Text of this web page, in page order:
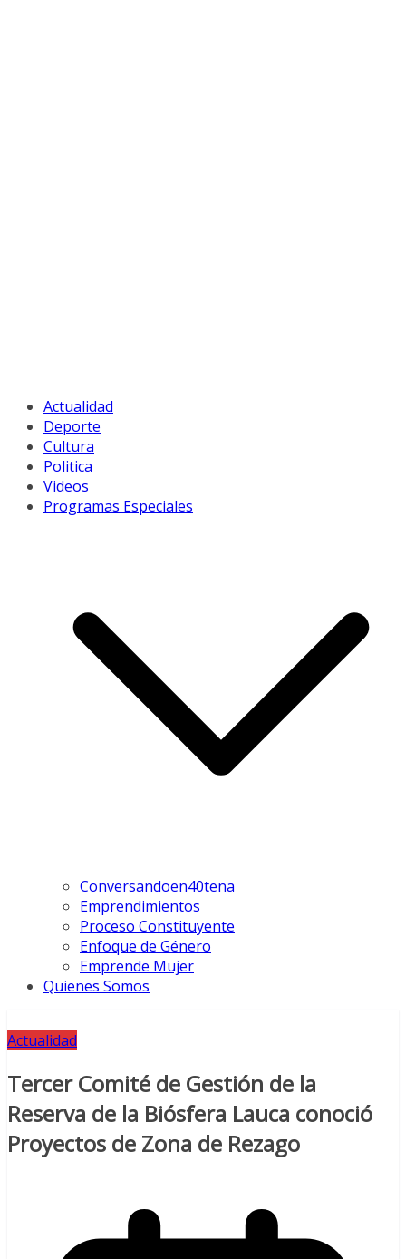
Actualidad
Deporte
Cultura
Politica
Videos
Programas Especiales
Conversandoen40tena
Emprendimientos
Proceso Constituyente
Enfoque de Género
Emprende Mujer
Quienes Somos
Actualidad
Tercer Comité de Gestión de la
Reserva de la Biósfera Lauca conoció
Proyectos de Zona de Rezago